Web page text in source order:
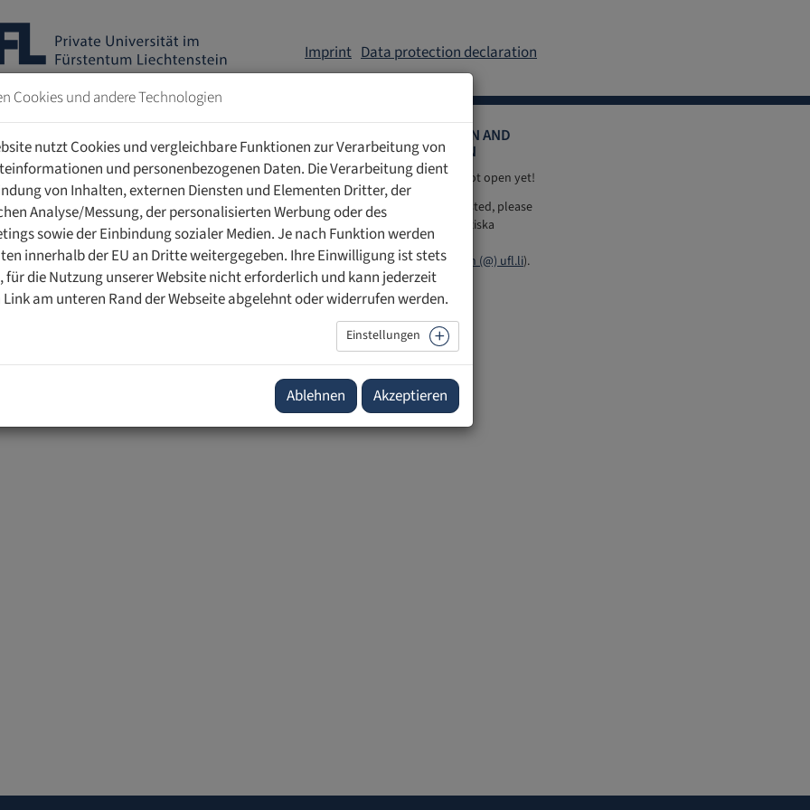
Imprint Data protection declaration
REGISTRATION AND
INFORMATION
Registration is not open yet!
If you are interested, please
contact Ms Franziska
Volland by mail
(veranstaltungen (@) ufl.li).
Cookies und andere Technologien
nutzt Cookies und vergleichbare Funktionen zur Verarbeitung von
und personenbezogenen Daten. Die Verarbeitung dient
von Inhalten, externen Diensten und Elementen Dritter, der
Analyse/Messung, der personalisierten Werbung oder des
sowie der Einbindung sozialer Medien. Je nach Funktion werden
innerhalb der EU an Dritte weitergegeben. Ihre Einwilligung ist stets
die Nutzung unserer Website nicht erforderlich und kann jederzeit
Link am unteren Rand der Webseite abgelehnt oder widerrufen werden.
Einstellungen
Ablehnen Akzeptieren